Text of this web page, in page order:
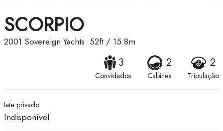
SCORPIO
2001 Sovereign Yachts 52ft/ 15.8m
3
Convidados
2
Cabines
2
Tripulação
Iate privado
Indisponível